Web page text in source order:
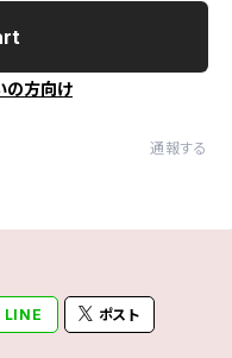
の方向け
通報する
LINE ポスト